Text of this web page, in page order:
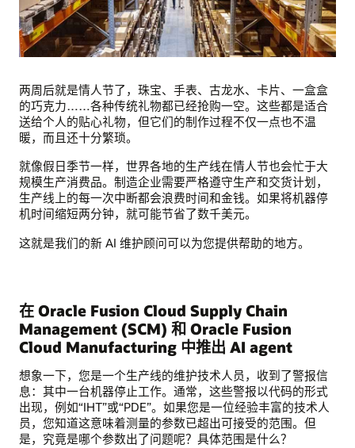
两周后就是情人节了，珠宝、手表、古龙水、卡片、一盒盒
的巧克力……各种传统礼物都已经抢购一空。这些都是适合
送给个人的贴心礼物，但它们的制作过程不仅一点也不温
暖，而且还十分繁琐。
就像假日季节一样，世界各地的生产线在情人节也会忙于大
规模生产消费品。制造企业需要严格遵守生产和交货计划，
生产线上的每一次中断都会浪费时间和金钱。如果将机器停
机时间缩短两分钟，就可能节省了数千美元。
这就是我们的新 AI 维护顾问可以为您提供帮助的地方。
在 Oracle Fusion Cloud Supply Chain
Management (SCM) 和 Oracle Fusion
Cloud Manufacturing 中推出 AI agent
想象一下，您是一个生产线的维护技术人员，收到了警报信
息：其中一台机器停止工作。通常，这些警报以代码的形式
出现，例如“IHT”或“PDE”。如果您是一位经验丰富的技术人
员，您知道这意味着测量的参数已超出可接受的范围。但
是，究竟是哪个参数出了问题呢？具体范围是什么？